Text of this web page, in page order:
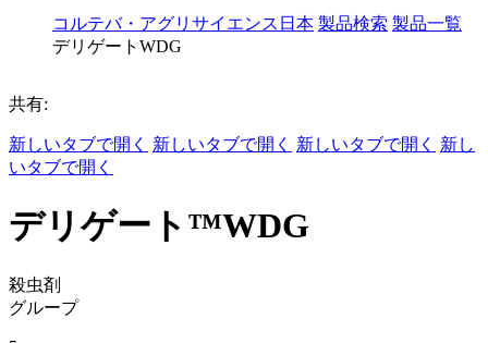
コルテバ・アグリサイエンス日本 製品検索 製品一覧
デリゲートWDG
共有:
新しいタブで開く 新しいタブで開く 新しいタブで開く
新し
いタブで開く
デリゲート™WDG
殺虫剤
グループ